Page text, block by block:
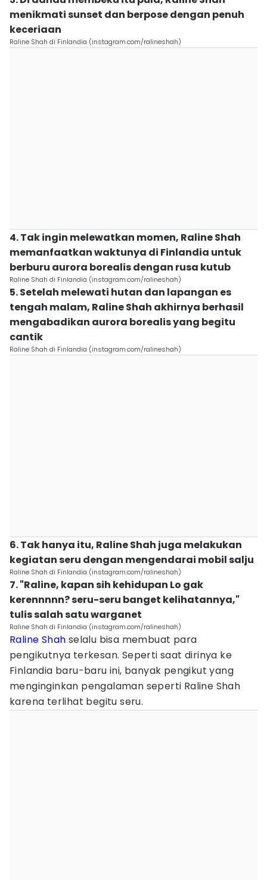
menikmati sunset dan berpose dengan penuh
keceriaan
Raline Shah di Finlandia (instagram.com/ralineshah)
4. Tak ingin melewatkan momen, Raline Shah
memanfaatkan waktunya di Finlandia untuk
berburu aurora borealis dengan rusa kutub
Raline Shah di Finlandia (instagram.com/ralineshah)
5. Setelah melewati hutan dan lapangan es
tengah malam, Raline Shah akhirnya berhasil
mengabadikan aurora borealis yang begitu
cantik
Raline Shah di Finlandia (instagram.com/ralineshah)
6. Tak hanya itu, Raline Shah juga melakukan
kegiatan seru dengan mengendarai mobil salju
Raline Shah di Finlandia (instagram.com/ralineshah)
7. "Raline, kapan sih kehidupan Lo gak
kerennnnn? seru-seru banget kelihatannya,"
tulis salah satu warganet
Raline Shah di Finlandia (instagram.com/ralineshah)
Raline Shah selalu bisa membuat para
pengikutnya terkesan. Seperti saat dirinya ke
Finlandia baru-baru ini, banyak pengikut yang
menginginkan pengalaman seperti Raline Shah
karena terlihat begitu seru.